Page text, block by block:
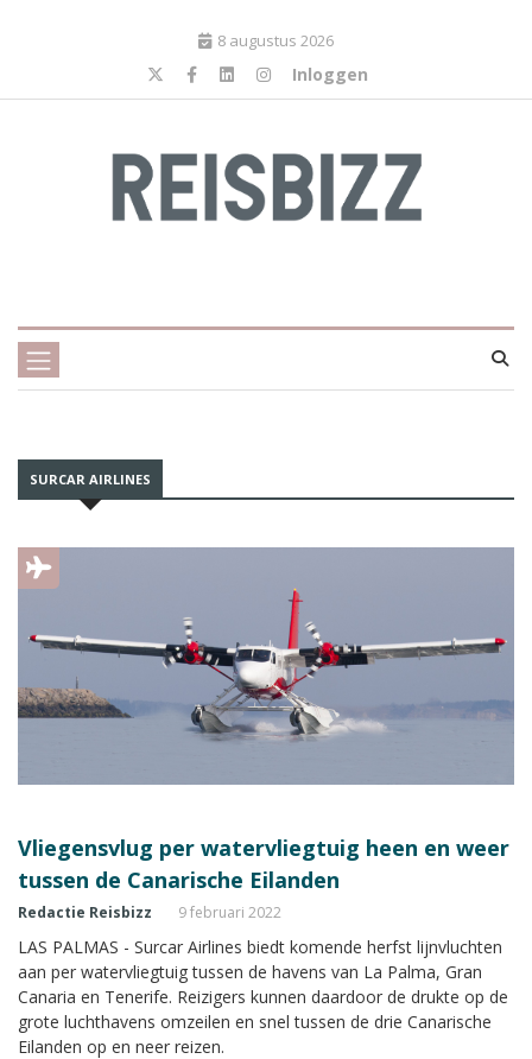
8 augustus 2026
Inloggen
SURCAR AIRLINES
Vliegensvlug per watervliegtuig heen en weer
tussen de Canarische Eilanden
Redactie Reisbizz 9 februari 2022
LAS PALMAS - Surcar Airlines biedt komende herfst lijnvluchten
aan per watervliegtuig tussen de havens van La Palma, Gran
Canaria en Tenerife. Reizigers kunnen daardoor de drukte op de
grote luchthavens omzeilen en snel tussen de drie Canarische
Eilanden op en neer reizen.